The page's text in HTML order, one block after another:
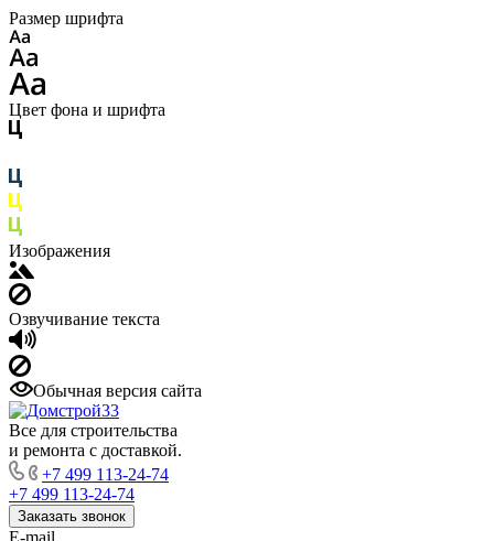
Размер шрифта
Цвет фона и шрифта
Изображения
Озвучивание текста
Обычная версия сайта
Все для строительства
и ремонта с доставкой.
+7 499 113-24-74
+7 499 113-24-74
Заказать звонок
E-mail